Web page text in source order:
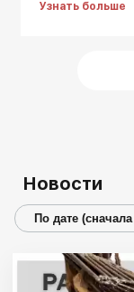
Узнать больше
Новости